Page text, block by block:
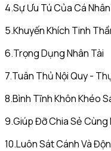
4.Sự Ưu Tú Của Cá
5.Khuyến Khích Tinh
6.Trọng Dụng Nhân Tài
7.Tuân Thủ Nội Quy -
8.Bình Tĩnh Khôn Khéo
9.Giúp Đỡ Chia Sẻ Cùng
10.Luôn Sát Cánh Và